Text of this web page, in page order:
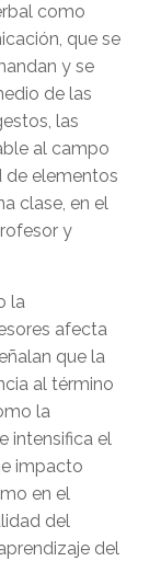
como
que se
y se
de las
las
al campo
de elementos
clase, en el
y
la
afecta
que la
al término
la
intensifica el
impacto
en el
del
del